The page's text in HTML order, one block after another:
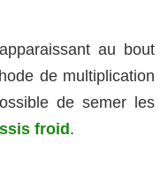
au bout
de multiplication
de semer les
froid.